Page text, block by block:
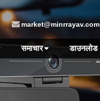
market@minrrayav.com
समाचार डाउनलोड